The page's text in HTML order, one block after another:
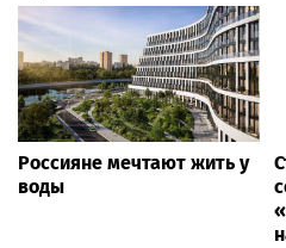
Россияне мечтают жить у
воды